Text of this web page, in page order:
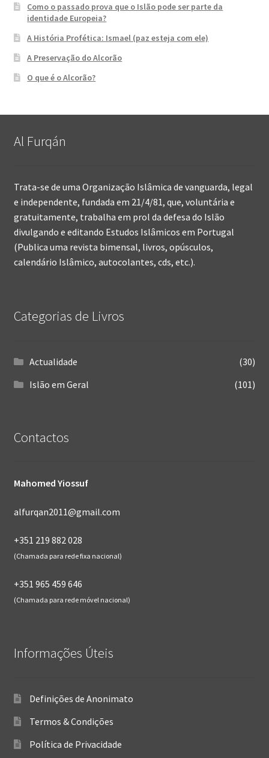
Como o passado prova que o Islão pode ser parte da
identidade Europeia?
A História Profética: Ismael (paz esteja com ele)
A Preservação do Alcorão
O que é o Alcorão?
Al Furqán
Trata-se de uma Organização Islâmica de vanguarda, legal
e independente, fundada em 21/4/81, que, voluntária e
gratuitamente, trabalha em prol da defesa do Islão
divulgando e editando Estudos Islâmicos em Portugal
(Publica uma revista bimensal, livros, opúsculos,
calendário Islâmico, autocolantes, cds, etc.).
Categorias de Livros
Actualidade
(30)
Islão em Geral
(101)
Contactos
Mahomed Yiossuf
alfurqan2011@gmail.com
+351 219 882 028
(Chamada para rede fixa nacional)
+351 965 459 646
(Chamada para rede móvel nacional)
Informações Úteis
Definições de Anonimato
Termos & Condições
Política de Privacidade